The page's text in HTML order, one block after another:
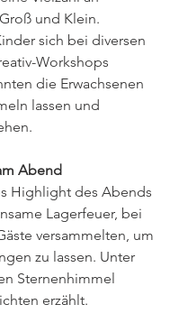
und Klein.
sich bei diversen
Workshops
die Erwachsenen
lassen und
Abend
Highlight des Abends
Lagerfeuer, bei
versammelten, um
zu lassen. Unter
Sternenhimmel
erzählt.